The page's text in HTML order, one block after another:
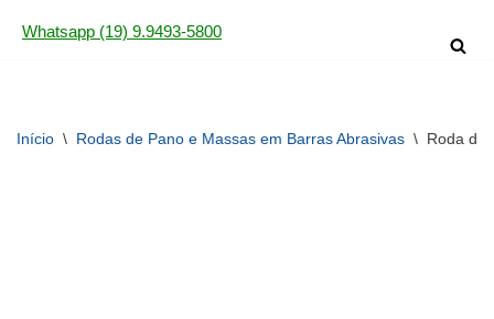
Whatsapp (19) 9.9493-5800
Início \ Rodas de Pano e Massas em Barras Abrasivas \ Roda de